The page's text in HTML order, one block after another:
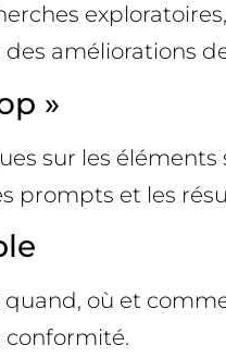
améliorations
»
sur les
prompts et les
où et
conformité.